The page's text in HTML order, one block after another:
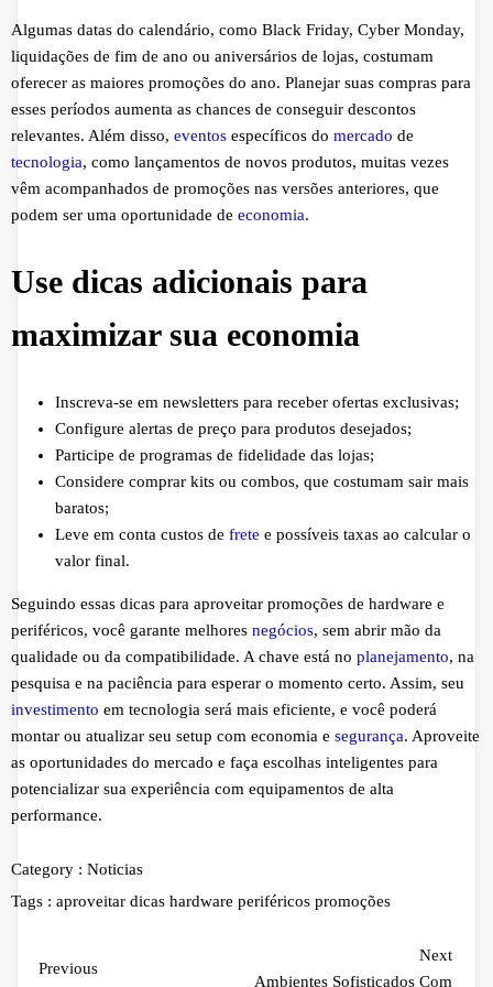
Algumas datas do calendário, como Black Friday, Cyber Monday,
liquidações de fim de ano ou aniversários de lojas, costumam
oferecer as maiores promoções do ano. Planejar suas compras para
esses períodos aumenta as chances de conseguir descontos
relevantes. Além disso, eventos específicos do mercado de
tecnologia, como lançamentos de novos produtos, muitas vezes
vêm acompanhados de promoções nas versões anteriores, que
podem ser uma oportunidade de economia.
Use dicas adicionais para
maximizar sua economia
Inscreva-se em newsletters para receber ofertas exclusivas;
Configure alertas de preço para produtos desejados;
Participe de programas de fidelidade das lojas;
Considere comprar kits ou combos, que costumam sair mais
baratos;
Leve em conta custos de frete e possíveis taxas ao calcular o
valor final.
Seguindo essas dicas para aproveitar promoções de hardware e
periféricos, você garante melhores negócios, sem abrir mão da
qualidade ou da compatibilidade. A chave está no planejamento, na
pesquisa e na paciência para esperar o momento certo. Assim, seu
investimento em tecnologia será mais eficiente, e você poderá
montar ou atualizar seu setup com economia e segurança. Aproveite
as oportunidades do mercado e faça escolhas inteligentes para
potencializar sua experiência com equipamentos de alta
performance.
Category : Noticias
Tags : aproveitar dicas hardware periféricos promoções
Previous
Next
Ambientes Sofisticados Com